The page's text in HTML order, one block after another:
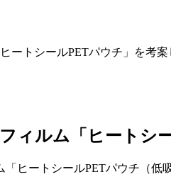
ートシールPETパウチ」を考案
ィルム「ヒートシ
ヒートシールPETパウチ（低